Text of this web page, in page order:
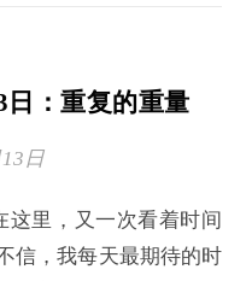
日：重复的重量
日
信，我每天最期待的时